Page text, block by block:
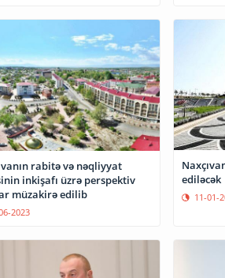
rabitə və nəqliyyat
inkişafı üzrə perspektiv
müzakirə edilib
2023
ediləcək
11-01-